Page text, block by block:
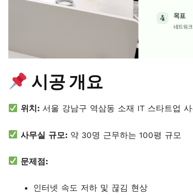
시공 개요
위치: 서울 강남구 역삼동 소재 IT 스타트업 사
사무실 규모: 약 30명 근무하는 100평 규모
문제점:
인터넷 속도 저하 및 끊김 현상